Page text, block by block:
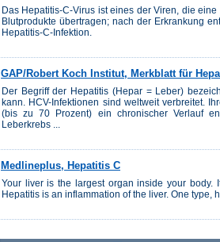
Das Hepatitis-C-Virus ist eines der Viren, die
Blutprodukte übertragen; nach der Erkrankung
Hepatitis-C-Infektion.
GAP/Robert Koch Institut, Merkblatt für
Der Begriff der Hepatitis (Hepar = Leber)
kann. HCV-Infektionen sind weltweit verbreitet.
(bis zu 70 Prozent) ein chronischer Verlauf
Leberkrebs ...
Medlineplus, Hepatitis C
Your liver is the largest organ inside your body.
Hepatitis is an inflammation of the liver. One type,